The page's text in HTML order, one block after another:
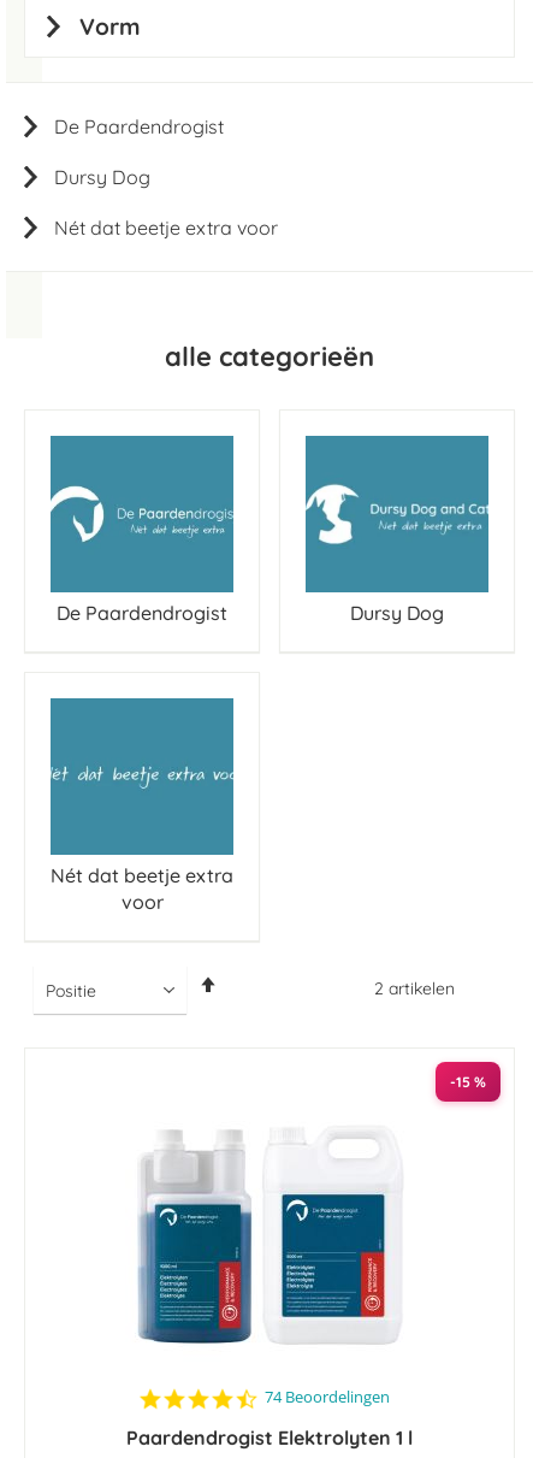
alle categorieën
De Paardendrogist Dursy Dog
Nét dat beetje extra
voor
2 artikelen
-15 %
4.4
rating
74 Beoordelingen
Paardendrogist Elektrolyten 1 l
De Paardendrogist
Dursy Dog
Nét dat beetje extra voor
Vorm